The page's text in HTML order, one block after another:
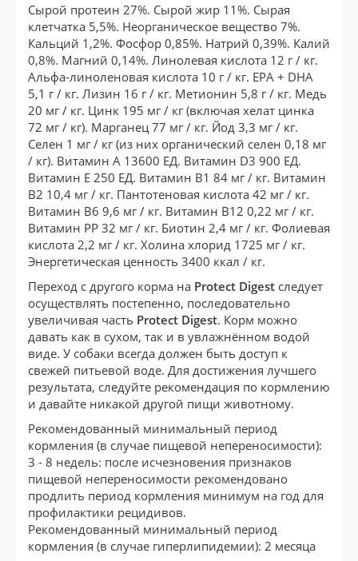
Сырой протеин 27%. Сырой жир 11%. Сырая
клетчатка 5,5%. Неорганическое вещество 7%.
Кальций 1,2%. Фосфор 0,85%. Натрий 0,39%. Калий
0,8%. Магний 0,14%. Линолевая кислота 12 г / кг.
Альфа-линоленовая кислота 10 г / кг. EPA + DHA
5,1 г / кг. Лизин 16 г / кг. Метионин 5,8 г / кг. Медь
20 мг / кг. Цинк 195 мг / кг (включая хелат цинка
72 мг / кг). Марганец 77 мг / кг. Йод 3,3 мг / кг.
Селен 1 мг / кг (из них органический селен 0,18 мг
/ кг). Витамин А 13600 ЕД. Витамин D3 900 ЕД.
Витамин Е 250 ЕД. Витамин B1 84 мг / кг. Витамин
В2 10,4 мг / кг. Пантотеновая кислота 42 мг / кг.
Витамин B6 9,6 мг / кг. Витамин B12 0,22 мг / кг.
Витамин РР 32 мг / кг. Биотин 2,4 мг / кг. Фолиевая
кислота 2,2 мг / кг. Холина хлорид 1725 мг / кг.
Энергетическая ценность 3400 ккал / кг.
Переход с другого корма на Protect Digest следует
осуществлять постепенно, последовательно
увеличивая часть Protect Digest. Корм можно
давать как в сухом, так и в увлажнённом водой
виде. У собаки всегда должен быть доступ к
свежей питьевой воде. Для достижения лучшего
результата, следуйте рекомендация по кормлению
и давайте никакой другой пищи животному.
Рекомендованный минимальный период
кормления (в случае пищевой непереносимости):
3 - 8 недель: после исчезновения признаков
пищевой непереносимости рекомендовано
продлить период кормления минимум на год для
профилактики рецидивов.
Рекомендованный минимальный период
кормления (в случае гиперлипидемии): 2 месяца